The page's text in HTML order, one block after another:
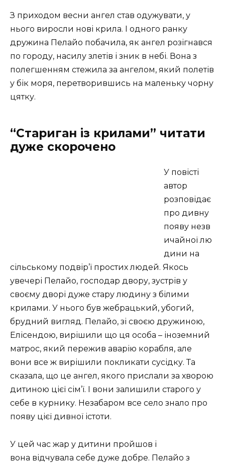
З приходом весни ангел став одужувати, у
нього виросли нові крила. І одного ранку
дружина Пелайо побачила, як ангел розігнався
по городу, насилу злетів і зник в небі. Вона з
полегшенням стежила за ангелом, який полетів
у бік моря, перетворившись на маленьку чорну
цятку.
“Стариган із крилами” читати
дуже скорочено
У повісті
автор
розповідає
про дивну
появу незв
ичайної лю
дини на
сільському подвір’ї простих людей. Якось
увечері Пелайо, господар двору, зустрів у
своєму дворі дуже стару людину з білими
крилами. У нього був жебрацький, убогий,
брудний вигляд. Пелайо, зі своєю дружиною,
Елісендою, вирішили що ця особа – іноземний
матрос, який пережив аварію корабля, але
вони все ж вирішили покликати сусідку. Та
сказала, що це ангел, якого прислали за хворою
дитиною цієї сім’ї. І вони залишили старого у
себе в курнику. Незабаром все село знало про
появу цієї дивної істоти.
У цей час жар у дитини пройшов і
вона відчувала себе дуже добре. Пелайо з